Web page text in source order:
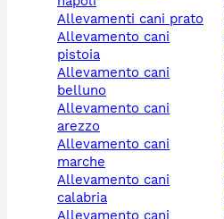
allevamenti cani prato
allevamento cani
pistoia
allevamento cani
belluno
allevamento cani
arezzo
allevamento cani
marche
allevamento cani
calabria
allevamento cani